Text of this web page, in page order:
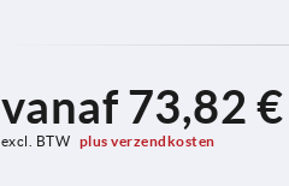
vanaf73,82 €
excl. BTW plus verzendkosten